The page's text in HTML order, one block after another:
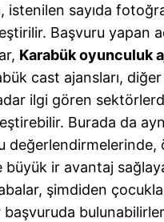
sayıda
Başvuru yapan
Karabük oyunculuk
cast ajansları,
ilgi gören
Burada da
büyük ir avantaj
şimdiden
başvuruda